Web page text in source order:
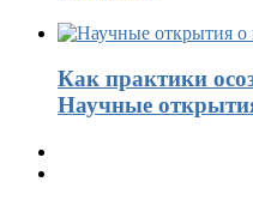
Как практики
Научные